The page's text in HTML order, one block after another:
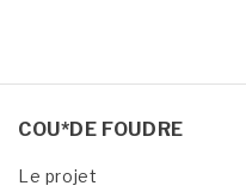
COU*DE FOUDRE
Le projet